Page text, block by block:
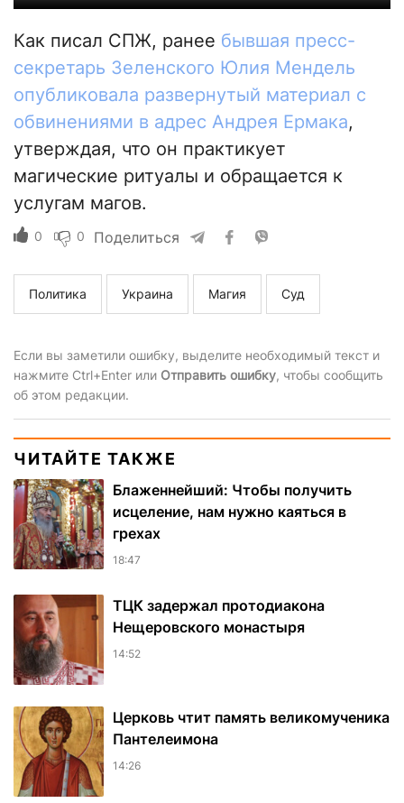
Как писал СПЖ, ранее бывшая пресс-
секретарь Зеленского Юлия Мендель
опубликовала развернутый материал с
обвинениями в адрес Андрея Ермака,
утверждая, что он практикует
магические ритуалы и обращается к
услугам магов.
0 0 Поделиться
Политика Украина Магия Суд
Если вы заметили ошибку, выделите необходимый текст и
нажмите Ctrl+Enter или Отправить ошибку, чтобы сообщить
об этом редакции.
ЧИТАЙТЕ ТАКЖЕ
Блаженнейший: Чтобы получить
исцеление, нам нужно каяться в
грехах
18:47
ТЦК задержал протодиакона
Нещеровского монастыря
14:52
Церковь чтит память великомученика
Пантелеимона
14:26